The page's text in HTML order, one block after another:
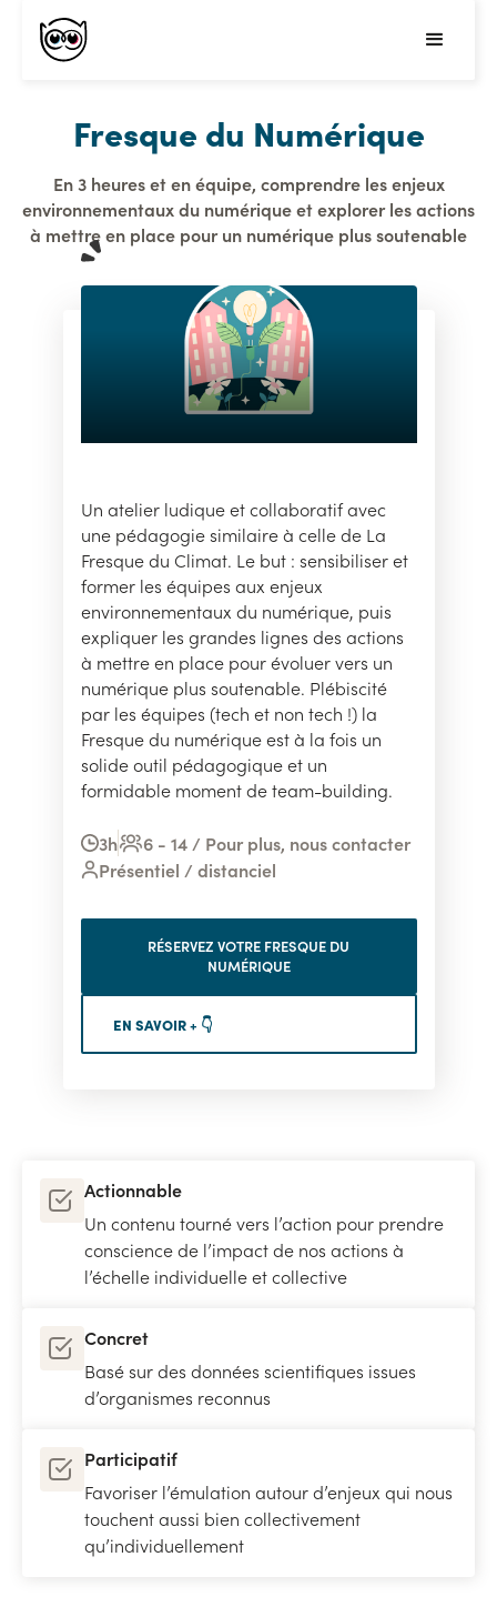
Fresque du Numérique
En 3 heures et en équipe, comprendre les enjeux
environnementaux du numérique et explorer les actions
à mettre en place pour un numérique plus soutenable
Un atelier ludique et collaboratif avec
une pédagogie similaire à celle de La
Fresque du Climat. Le but : sensibiliser et
former les équipes aux enjeux
environnementaux du numérique, puis
expliquer les grandes lignes des actions
à mettre en place pour évoluer vers un
numérique plus soutenable. Plébiscité
par les équipes (tech et non tech !) la
Fresque du numérique est à la fois un
solide outil pédagogique et un
formidable moment de team-building.
3h
6 - 14 / Pour plus, nous contacter
Présentiel / distanciel
RÉSERVEZ VOTRE FRESQUE DU
NUMÉRIQUE
EN SAVOIR + 👇
Actionnable
Un contenu tourné vers l’action pour prendre
conscience de l’impact de nos actions à
l’échelle individuelle et collective
Concret
Basé sur des données scientifiques issues
d’organismes reconnus
Participatif
Favoriser l’émulation autour d’enjeux qui nous
touchent aussi bien collectivement
qu’individuellement